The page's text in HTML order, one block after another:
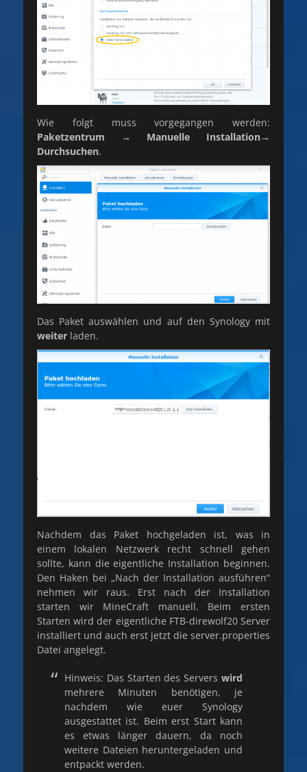
Wie folgt muss vorgegangen werden:
Paketzentrum → Manuelle Installation→
Durchsuchen.
Das Paket auswählen und auf den Synology mit
weiter laden.
Nachdem das Paket hochgeladen ist, was in
einem lokalen Netzwerk recht schnell gehen
sollte, kann die eigentliche Installation beginnen.
Den Haken bei „Nach der Installation ausführen“
nehmen wir raus. Erst nach der Installation
starten wir MineCraft manuell. Beim ersten
Starten wird der eigentliche FTB-direwolf20 Server
installiert und auch erst jetzt die server.properties
Datei angelegt.
Hinweis: Das Starten des Servers wird
mehrere Minuten benötigen, je
nachdem wie euer Synology
ausgestattet ist. Beim erst Start kann
es etwas länger dauern, da noch
weitere Dateien heruntergeladen und
entpackt werden.